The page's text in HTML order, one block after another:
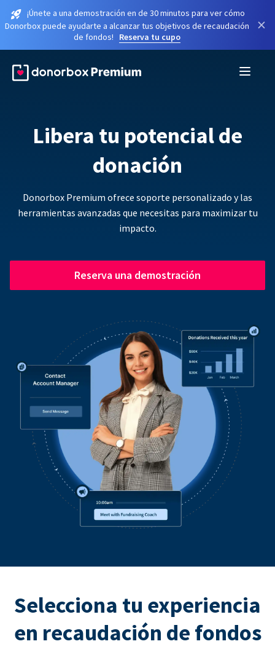
¡Únete a una demostración en de 30 minutos para ver cómo
Donorbox puede ayudarte a alcanzar tus objetivos de recaudación
de fondos!
Reserva tu cupo
×
Libera tu potencial de
donación
Donorbox Premium ofrece soporte personalizado y las
herramientas avanzadas que necesitas para maximizar tu
impacto.
Reserva una demostración
Selecciona tu experiencia
en recaudación de fondos